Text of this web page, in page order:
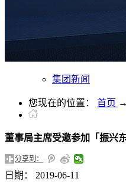
集团新闻
您现在的位置： 首页 →
董事局主席受邀参加「振兴
分享到：
日期： 2019-06-11